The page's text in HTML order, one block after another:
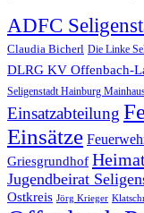
ADFC
Claudia Bicherl Die Linke
DLRG KV Offenbach-
Seligenstadt Hainburg
Einsatzabteilung
Einsätze
Griesgrundhof
Jugendbeirat
Ostkreis Jörg Krieger